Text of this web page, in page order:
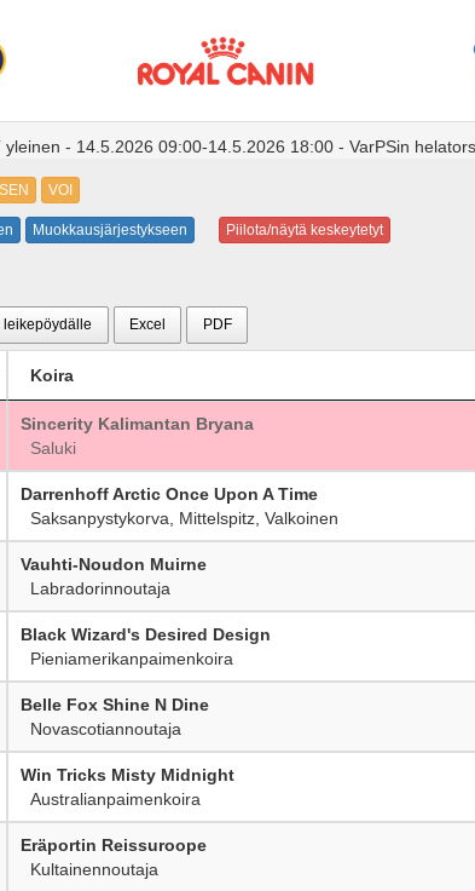
yleinen - 14.5.2026 09:00-14.5.2026 18:00 - VarPSin
SEN VOI
Muokkausjärjestykseen Piilota/näytä keskeytetyt
leikepöydälle Excel PDF
Koira
Sincerity Kalimantan Bryana
Saluki
Darrenhoff Arctic Once Upon A Time
Saksanpystykorva, Mittelspitz, Valkoinen
Vauhti-Noudon Muirne
Labradorinnoutaja
Black Wizard's Desired Design
Pieniamerikanpaimenkoira
Belle Fox Shine N Dine
Novascotiannoutaja
Win Tricks Misty Midnight
Australianpaimenkoira
Eräportin Reissuroope
Kultainennoutaja